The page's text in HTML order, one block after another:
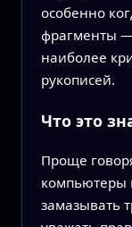
особенно
фрагменты —
наиболее
рукописей.
Что это
Проще
компьютеры
замазывать